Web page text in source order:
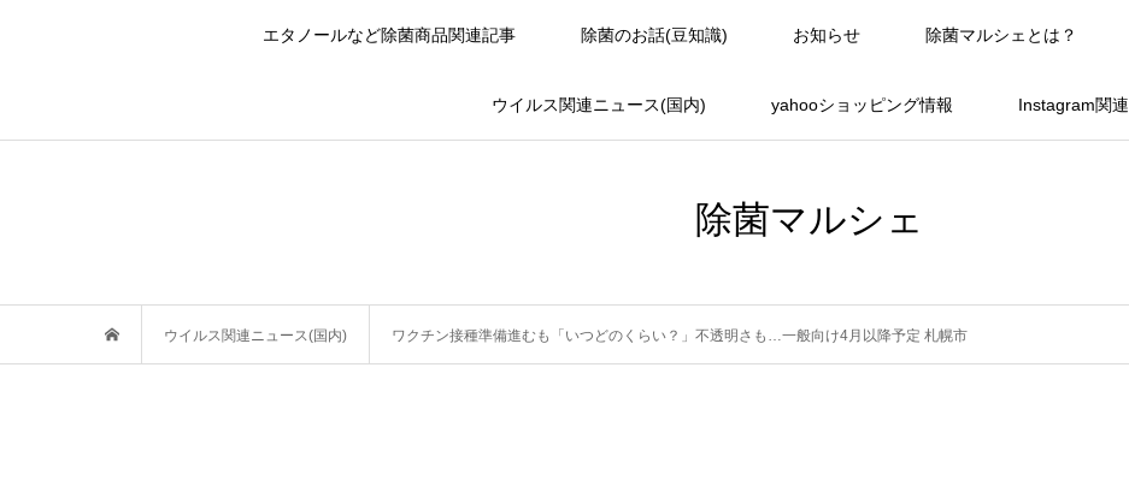
エタノールなど除菌商品関連記事 除菌のお話(豆知識) お知らせ 除菌マルシェとは？
ウイルス関連ニュース(国内) yahooショッピング情報 Instagram関連
除菌マルシェ
ウイルス関連ニュース(国内) ワクチン接種準備進むも「いつどのくらい？」不透明さも…一般向け4月以降予定 札幌市